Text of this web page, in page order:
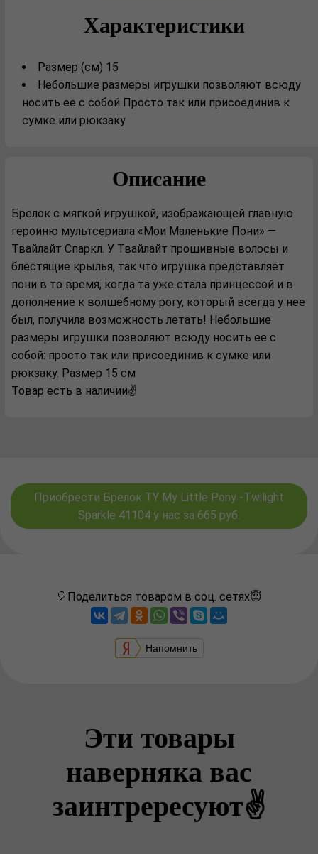
Характеристики
Размер (см) 15
Небольшие размеры игрушки позволяют всюду
носить ее с собой Просто так или присоединив к
сумке или рюкзаку
Описание
Брелок с мягкой игрушкой, изображающей главную
героиню мультсериала «Мои Маленькие Пони» —
Твайлайт Спаркл. У Твайлайт прошивные волосы и
блестящие крылья, так что игрушка представляет
пони в то время, когда та уже стала принцессой и в
дополнение к волшебному рогу, который всегда у нее
был, получила возможность летать! Небольшие
размеры игрушки позволяют всюду носить ее с
собой: просто так или присоединив к сумке или
рюкзаку. Размер 15 см
Товар есть в наличии✌️
Приобрести Брелок TY My Little Pony -Twilight
Sparkle 41104 у нас за 665 руб.
🎈Поделиться товаром в соц. сетях😇
Напомнить
Эти товары
наверняка вас
заинтрересуют✌